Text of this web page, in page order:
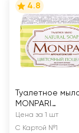
4.8
Туалетное
MONPARI
Цветочный
поцелуй
Цена за 1 шт
С Картой №1